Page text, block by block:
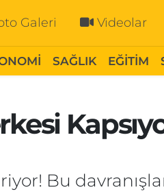
Galeri Videolar
SAĞLIK EĞİTİM
Bu